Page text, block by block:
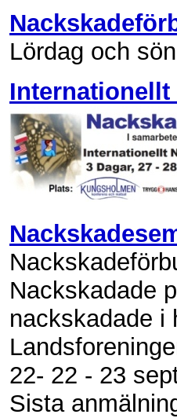
Lördag och
Internationellt
Nackskadade
nackskadade i
22- 22 - 23
Sista